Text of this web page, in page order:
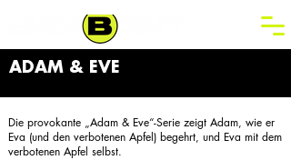
ADAM & EVE
Die provokante „Adam & Eve“-Serie zeigt Adam, wie er
Eva (und den verbotenen Apfel) begehrt, und Eva mit dem
verbotenen Apfel selbst.